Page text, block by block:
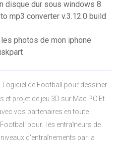
disque dur sous windows 8
mp3 converter v.3.12.0 build
photos de mon iphone
de Football pour dessiner
et projet de jeu 3D sur Mac PC Et
vos partenaires en toute
pour.. les entraîneurs de
d'entraînements par la